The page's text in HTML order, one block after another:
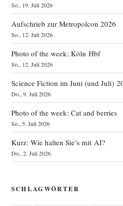
So., 19. Juli 2026
Aufschrieb zur Metropolcon 2026
So., 12. Juli 2026
Photo of the week: Köln Hbf
So., 12. Juli 2026
Science Fiction im Juni (und Juli)
Do., 9. Juli 2026
Photo of the week: Cat and berries
So., 5. Juli 2026
Kurz: Wie halten Sie’s mit AI?
Do., 2. Juli 2026
SCHLAGWÖRTER